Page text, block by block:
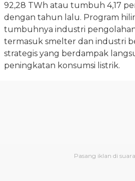
92,28 TWh atau tumbuh 4,17
dengan tahun lalu. Program
tumbuhnya industri
termasuk smelter dan industri
strategis yang berdampak
peningkatan konsumsi listrik.